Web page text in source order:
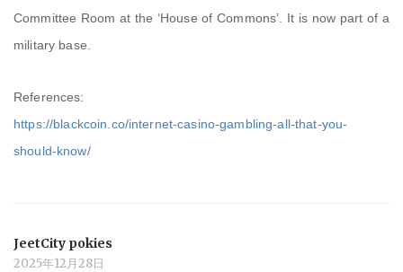
Committee Room at the ‘House of Commons’. It is now part of a
military base.
References:
https://blackcoin.co/internet-casino-gambling-all-that-you-
should-know/
JeetCity pokies
2025年12月28日